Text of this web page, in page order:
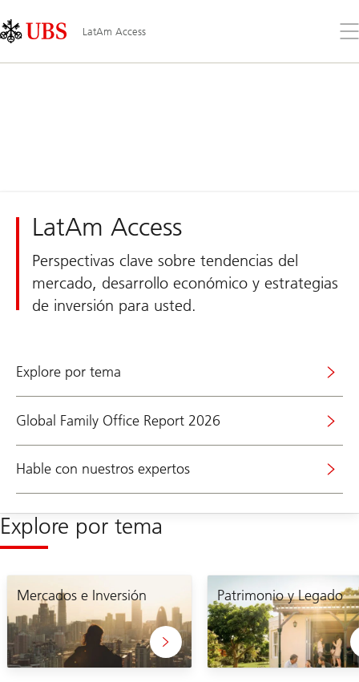
Links
Area
LatAm Access
el
LatAm Access
Perspectivas clave sobre tendencias del
mercado, desarrollo económico y estrategias
de inversión para usted.
Explore por tema
Global Family Office Report 2026
Hable con nuestros expertos
Explore por tema
Mercados e Inversión
para
seção
sobre
economia
e
mercados
Patrimonio y Legado
Ir
para
a
seção
sobre
patrimônio
e
legado